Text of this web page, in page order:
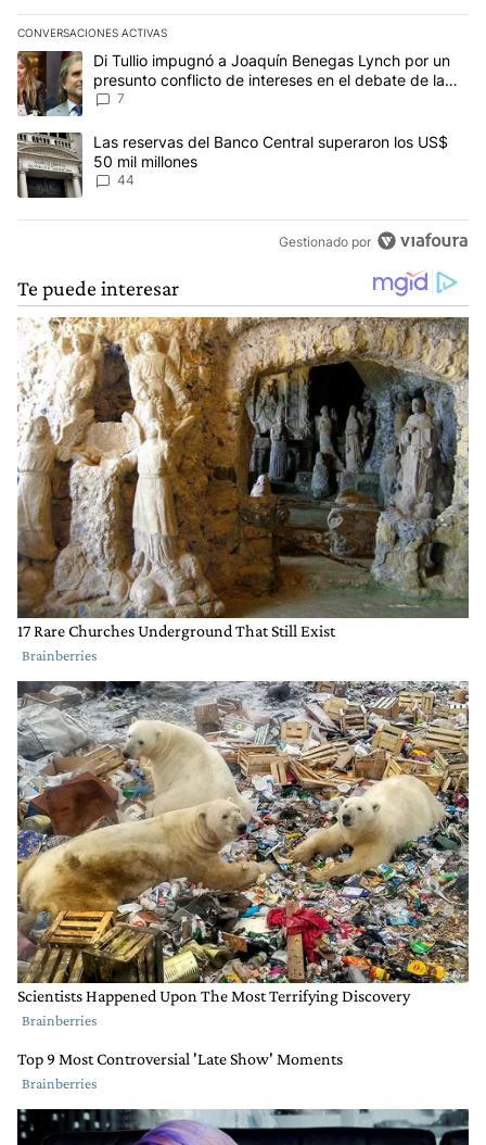
CONVERSACIONES ACTIVAS
Este listado muestra los artículos con más comentarios en los
Un artículo de tendencia con el título "Di Tullio impugnó a
Di Tullio impugnó a Joaquín Benegas Lynch por un
presunto conflicto de intereses en el debate de la
Ley de Tierras
7
Un artículo de tendencia con el título "Las reservas del Banco
Las reservas del Banco Central superaron los US$
50 mil millones
44
Gestionado por